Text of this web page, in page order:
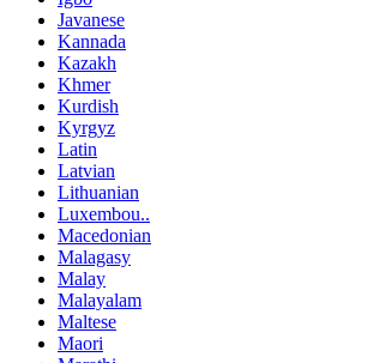
Javanese
Kannada
Kazakh
Khmer
Kurdish
Kyrgyz
Latin
Latvian
Lithuanian
Luxembou..
Macedonian
Malagasy
Malay
Malayalam
Maltese
Maori